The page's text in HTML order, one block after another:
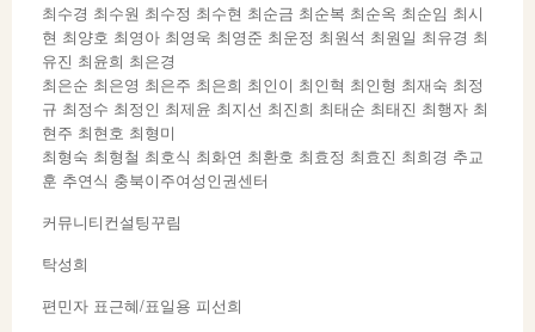
최수경 최수원 최수정 최수현 최순금 최순복 최순옥 최순임 최시
현 최양호 최영아 최영욱 최영준 최운정 최원석 최원일 최유경 최
유진 최윤희 최은경
최은순 최은영 최은주 최은희 최인이 최인혁 최인형 최재숙 최정
규 최정수 최정인 최제윤 최지선 최진희 최태순 최태진 최행자 최
현주 최현호 최형미
최형숙 최형철 최호식 최화연 최환호 최효정 최효진 최희경 추교
훈 추연식 충북이주여성인권센터
커뮤니티컨설팅꾸림
탁성희
편민자 표근혜/표일용 피선희